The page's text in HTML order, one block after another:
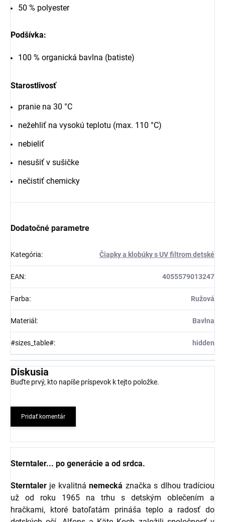
50 % polyester
Podšívka:
100 % organická bavlna (batiste)
Starostlivosť
pranie na 30 °C
nežehliť na vysokú teplotu (max. 110 °C)
nebieliť
nesušiť v sušičke
nečistiť chemicky
Dodatočné parametre
Kategória: Čiapky a klobúky s UV filtrom detské
EAN: 4055579013247
Farba: Ružová
Materiál: Bavlna
#sizes_table#: hidden
Diskusia
Buďte prvý, kto napíše príspevok k tejto položke.
Pridať komentár
Sterntaler... po generácie a od srdca.
Sterntaler je kvalitnánemecká značka s dlhou tradíciou
už od roku 1965 na trhu s detským oblečením a
hračkami, ktoré batoľatám prináša teplo a radosť do